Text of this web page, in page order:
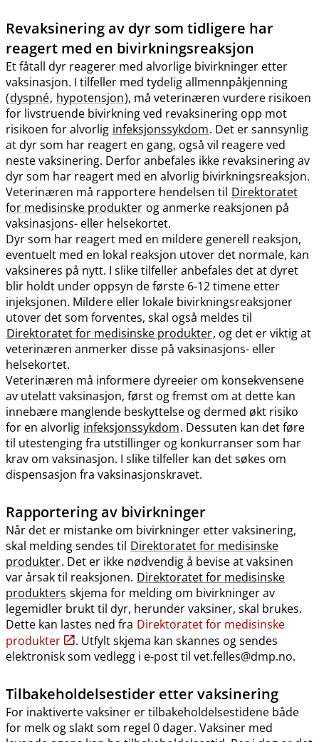
Revaksinering av dyr som tidligere har
reagert med en bivirkningsreaksjon
Et fåtall dyr reagerer med alvorlige bivirkninger etter
vaksinasjon. I tilfeller med tydelig allmennpåkjenning
(dyspné, hypotensjon), må veterinæren vurdere risikoen
for livstruende bivirkning ved revaksinering opp mot
risikoen for alvorlig infeksjonssykdom. Det er sannsynlig
at dyr som har reagert en gang, også vil reagere ved
neste vaksinering. Derfor anbefales ikke revaksinering av
dyr som har reagert med en alvorlig bivirkningsreaksjon.
Veterinæren må rapportere hendelsen til Direktoratet
for medisinske produkter og anmerke reaksjonen på
vaksinasjons- eller helsekortet.
Dyr som har reagert med en mildere generell reaksjon,
eventuelt med en lokal reaksjon utover det normale, kan
vaksineres på nytt. I slike tilfeller anbefales det at dyret
blir holdt under oppsyn de første 6-12 timene etter
injeksjonen. Mildere eller lokale bivirkningsreaksjoner
utover det som forventes, skal også meldes til
Direktoratet for medisinske produkter, og det er viktig at
veterinæren anmerker disse på vaksinasjons- eller
helsekortet.
Veterinæren må informere dyreeier om konsekvensene
av utelatt vaksinasjon, først og fremst om at dette kan
innebære manglende beskyttelse og dermed økt risiko
for en alvorlig infeksjonssykdom. Dessuten kan det føre
til utestenging fra utstillinger og konkurranser som har
krav om vaksinasjon. I slike tilfeller kan det søkes om
dispensasjon fra vaksinasjonskravet.
Rapportering av bivirkninger
Når det er mistanke om bivirkninger etter vaksinering,
skal melding sendes til Direktoratet for medisinske
produkter. Det er ikke nødvendig å bevise at vaksinen
var årsak til reaksjonen. Direktoratet for medisinske
produkters skjema for melding om bivirkninger av
legemidler brukt til dyr, herunder vaksiner, skal brukes.
Dette kan lastes ned fra Direktoratet for medisinske
produkter
. Utfylt skjema kan skannes og sendes
elektronisk som vedlegg i e-post til vet.felles@dmp.no.
Tilbakeholdelsestider etter vaksinering
For inaktiverte vaksiner er tilbakeholdelsestidene både
for melk og slakt som regel 0 dager. Vaksiner med